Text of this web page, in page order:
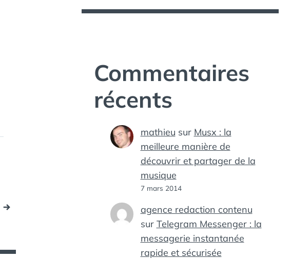
Commentaires
récents
mathieu sur Musx : la
meilleure manière de
découvrir et partager de la
musique
7 mars 2014
agence redaction contenu
sur Telegram Messenger : la
messagerie instantanée
rapide et sécurisée